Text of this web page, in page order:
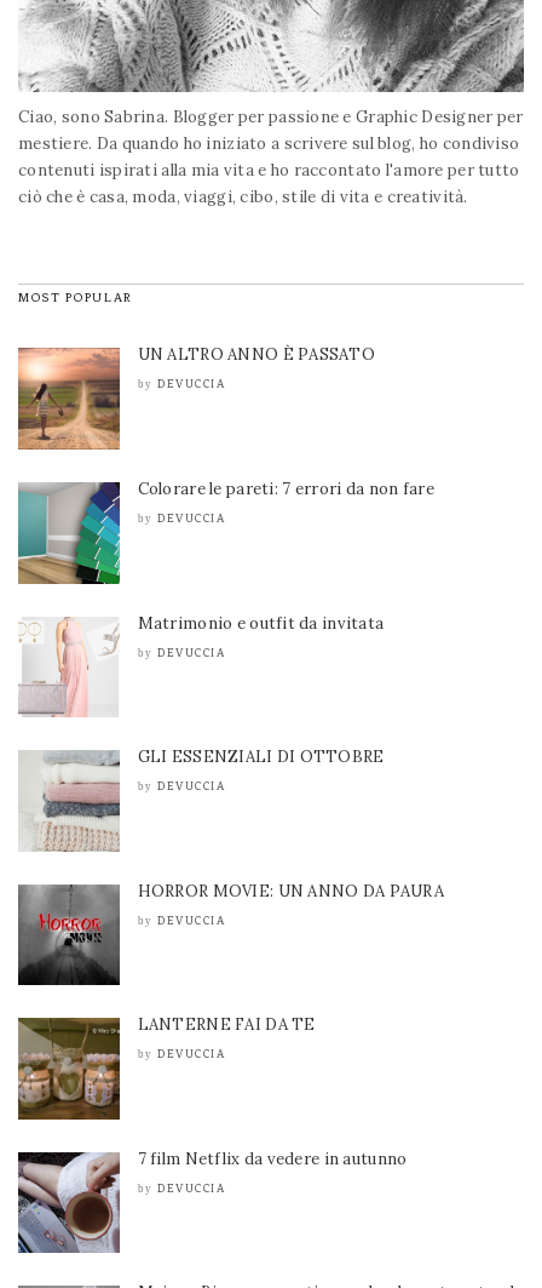
Ciao, sono Sabrina. Blogger per passione e Graphic Designer per
mestiere. Da quando ho iniziato a scrivere sul blog, ho condiviso
contenuti ispirati alla mia vita e ho raccontato l'amore per tutto
ciò che è casa, moda, viaggi, cibo, stile di vita e creatività.
MOST POPULAR
UN ALTRO ANNO È PASSATO
by DEVUCCIA
Colorare le pareti: 7 errori da non fare
by DEVUCCIA
Matrimonio e outfit da invitata
by DEVUCCIA
GLI ESSENZIALI DI OTTOBRE
by DEVUCCIA
HORROR MOVIE: UN ANNO DA PAURA
by DEVUCCIA
LANTERNE FAI DA TE
by DEVUCCIA
7 film Netflix da vedere in autunno
by DEVUCCIA